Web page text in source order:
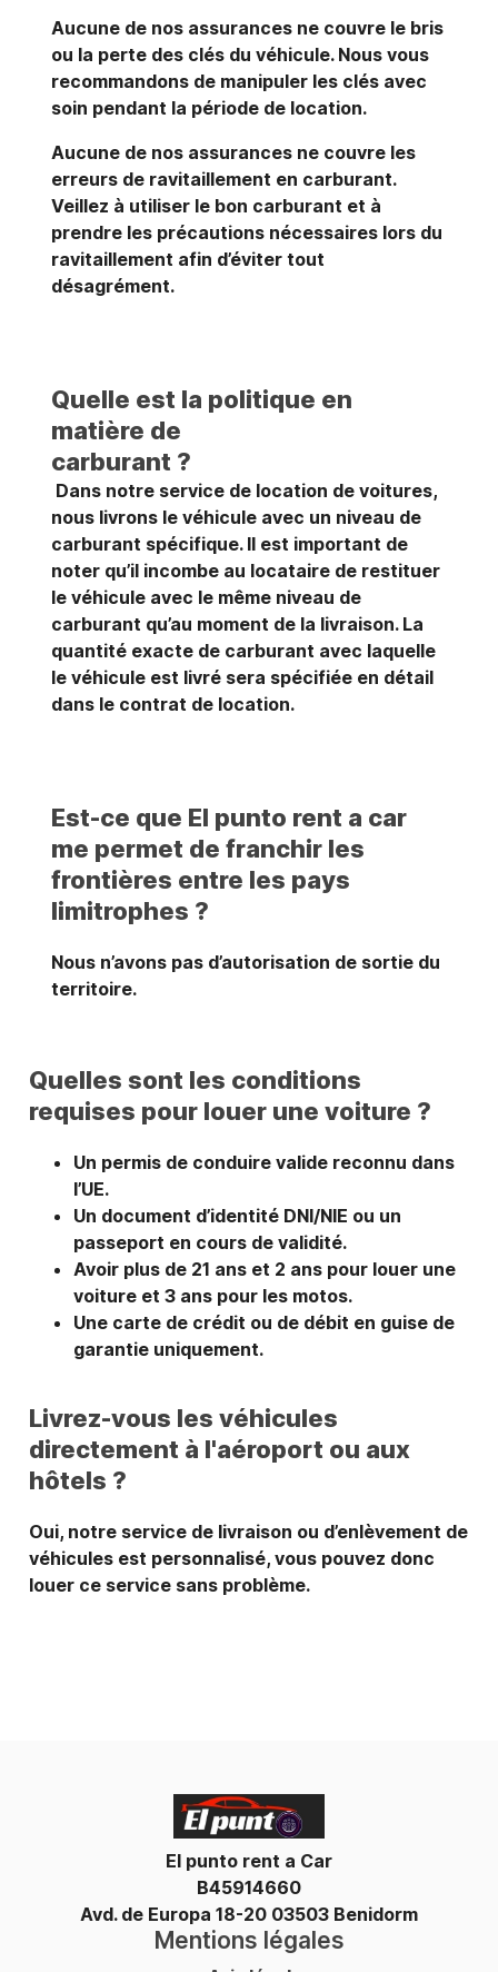
Aucune de nos assurances ne couvre le bris
ou la perte des clés du véhicule. Nous vous
recommandons de manipuler les clés avec
soin pendant la période de location.
Aucune de nos assurances ne couvre les
erreurs de ravitaillement en carburant.
Veillez à utiliser le bon carburant et à
prendre les précautions nécessaires lors du
ravitaillement afin d’éviter tout
désagrément.
Quelle est la politique en
matière de
carburant ?
Dans notre service de location de voitures,
nous livrons le véhicule avec un niveau de
carburant spécifique. Il est important de
noter qu’il incombe au locataire de restituer
le véhicule avec le même niveau de
carburant qu’au moment de la livraison. La
quantité exacte de carburant avec laquelle
le véhicule est livré sera spécifiée en détail
dans le contrat de location.
Est-ce que El punto rent a car
me permet de franchir les
frontières entre les pays
limitrophes ?
Nous n’avons pas d’autorisation de sortie du
territoire.
Quelles sont les conditions
requises pour louer une voiture ?
Un permis de conduire valide reconnu dans
l’UE.
Un document d’identité DNI/NIE ou un
passeport en cours de validité.
Avoir plus de 21 ans et 2 ans pour louer une
voiture et 3 ans pour les motos.
Une carte de crédit ou de débit en guise de
garantie uniquement.
Livrez-vous les véhicules
directement à l'aéroport ou aux
hôtels ?
Oui, notre service de livraison ou d’enlèvement de
véhicules est personnalisé, vous pouvez donc
louer ce service sans problème.
El punto rent a Car
B45914660
Avd. de Europa 18-20 03503 Benidorm
Mentions légales